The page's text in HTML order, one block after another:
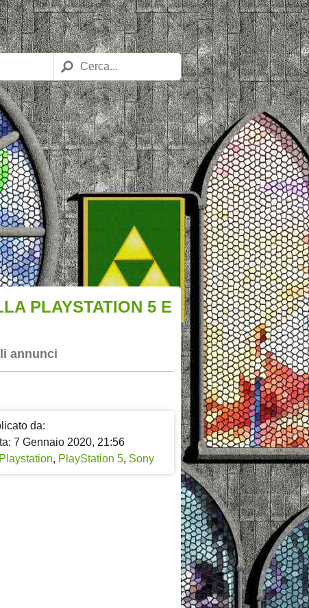
PLAYSTATION 5 E
annunci
da:
7 Gennaio 2020, 21:56
Playstation, PlayStation 5, Sony